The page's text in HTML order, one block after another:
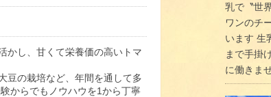
かし、甘くて栄養価の高いトマ
豆の栽培など、年間を通して多
からでもノウハウを1から丁寧
乳で〝世
ワンのチ
います 生
まで手掛
に働きま